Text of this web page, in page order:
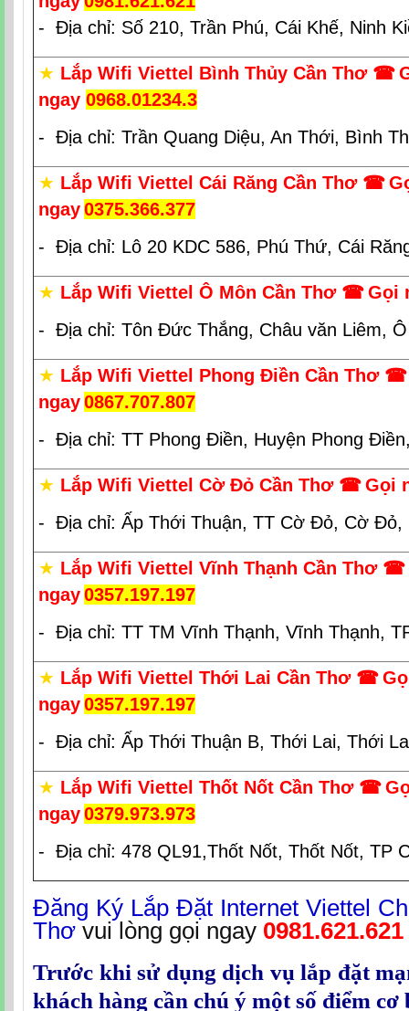
- Địa chỉ: Số 210, Trần Phú, Cái Khế, Ninh
★ Lắp Wifi Viettel Bình Thủy Cần Thơ ☎
ngay 0968.01234.3
- Địa chỉ: Trần Quang Diệu, An Thới, Bình
★ Lắp Wifi Viettel Cái Răng Cần Thơ ☎
ngay0375.366.377
- Địa chỉ: Lô 20 KDC 586, Phú Thứ, Cái
★ Lắp Wifi Viettel Ô Môn Cần Thơ ☎Gọi
- Địa chỉ: Tôn Đức Thắng, Châu văn Liêm,
★ Lắp Wifi Viettel Phong Điền Cần Thơ ☎
ngay0867.707.807
- Địa chỉ: TT Phong Điền, Huyện Phong
★ Lắp Wifi Viettel Cờ Đỏ Cần Thơ ☎Gọi
- Địa chỉ: Ấp Thới Thuận, TT Cờ Đỏ, Cờ Đỏ,
★ Lắp Wifi Viettel Vĩnh Thạnh Cần Thơ ☎
ngay0357.197.197
- Địa chỉ: TT TM Vĩnh Thạnh, Vĩnh Thạnh,
★ Lắp Wifi Viettel Thới Lai Cần Thơ ☎
ngay0357.197.197
- Địa chỉ: Ấp Thới Thuận B, Thới Lai, Thới
★ Lắp Wifi Viettel Thốt Nốt Cần Thơ ☎
ngay0379.973.973
- Địa chỉ: 478 QL91,Thốt Nốt, Thốt Nốt, TP
Đăng Ký Lắp Đặt Internet Viettel
Thơ vui lòng gọi ngay 0981.621.621
Trước khi sử dụng dịch vụ lắp đặt
khách hàng cần chú ý một số điểm cơ